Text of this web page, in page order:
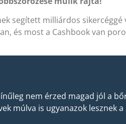
segített milliárdos sikercéggé
és most a Cashbook van
nem érzed magad jól a
múlva is ugyanazok lesznek